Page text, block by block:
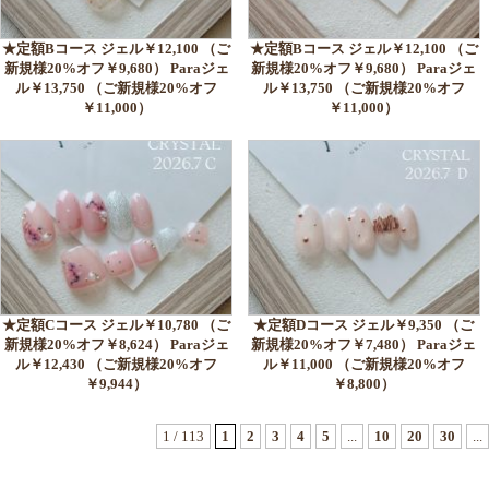
★定額Bコース ジェル￥12,100 （ご
新規様20%オフ￥9,680） Paraジェ
ル￥13,750 （ご新規様20%オフ
￥11,000）
★定額Bコース ジェル￥12,100 （ご
新規様20%オフ￥9,680） Paraジェ
ル￥13,750 （ご新規様20%オフ
￥11,000）
★定額Cコース ジェル￥10,780 （ご
新規様20%オフ￥8,624） Paraジェ
ル￥12,430 （ご新規様20%オフ
￥9,944）
★定額Dコース ジェル￥9,350 （ご
新規様20%オフ￥7,480） Paraジェ
ル￥11,000 （ご新規様20%オフ
￥8,800）
1 / 113 1 2 3 4 5 ... 10 20 30 ...